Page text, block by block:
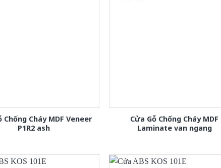
Chống Cháy MDF Veneer
P1R2 ash
Cửa Gỗ Chống Cháy MDF
Laminate van ngang